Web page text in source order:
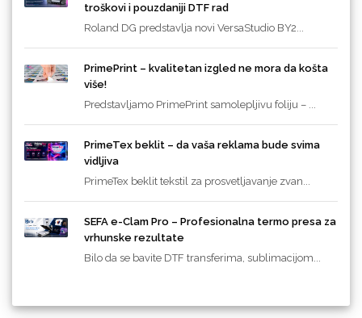
troškovi i pouzdaniji DTF rad
Roland DG predstavlja novi VersaStudio BY2...
PrimePrint – kvalitetan izgled ne mora da košta
više!
Predstavljamo PrimePrint samolepljivu foliju – ...
PrimeTex beklit – da vaša reklama bude svima
vidljiva
PrimeTex beklit tekstil za prosvetljavanje zvan...
SEFA e-Clam Pro – Profesionalna termo presa za
vrhunske rezultate
Bilo da se bavite DTF transferima, sublimacijom...